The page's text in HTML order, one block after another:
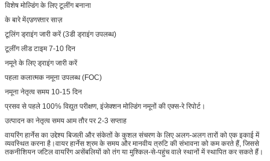
विशेष मोल्डिंग के लिए टूलींग बनाना
के बारे मेंएडगरतार साज़
टूलिंग ड्राइंग जारी करें (3डी ड्राइंग उपलब्ध)
टूलींग लीड टाइम 7-10 दिन
नमूने के लिए ड्राइंग जारी करें
पहला कलात्मक नमूना उपलब्ध (FOC)
नमूना नेतृत्व समय 10-15 दिन
प्रसव से पहले 100% विद्युत परीक्षण, इंजेक्शन मोल्डिंग नमूनों की एक्स-रे रिपोर्ट।
उत्पादन का नेतृत्व समय आम तौर पर 2-3 सप्ताह
वायरिंग हार्नेस का उद्देश्य बिजली और संकेतों के कुशल संचरण के लिए अलग-अलग तारों को एक इकाई में
व्यवस्थित करना है।वायर हार्नेस श्रम के समय और मानवीय त्रुटि की संभावना को कम करते हैं, जिससे
तकनीशियन जटिल वायरिंग असेंबलियों को तंग या मुश्किल-से-पहुंच वाले स्थानों में स्थापित कर सकते हैं।